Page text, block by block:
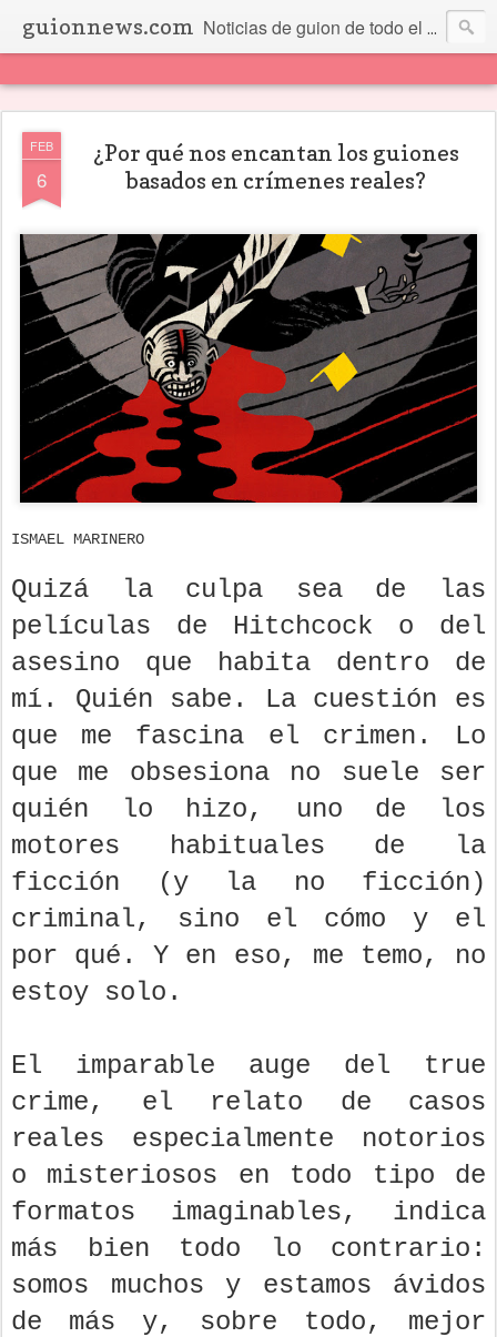
guionnews.com Noticias de guion de todo el mundo... Y más.
FEB
6
¿Por qué nos encantan los guiones
basados en crímenes reales?
ISMAEL MARINERO
Quizá la culpa sea de las
películas de Hitchcock o del
asesino que habita dentro de
mí. Quién sabe. La cuestión es
que me fascina el crimen. Lo
que me obsesiona no suele ser
quién lo hizo, uno de los
motores habituales de la
ficción (y la no ficción)
criminal, sino el cómo y el
por qué. Y en eso, me temo, no
estoy solo.
El imparable auge del true
crime, el relato de casos
reales especialmente notorios
o misteriosos en todo tipo de
formatos imaginables, indica
más bien todo lo contrario:
somos muchos y estamos ávidos
de más y, sobre todo, mejor